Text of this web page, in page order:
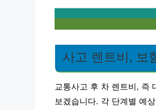
사고 렌트비, 보
교통사고 후 차 렌트비, 즉
보겠습니다. 각 단계별 예